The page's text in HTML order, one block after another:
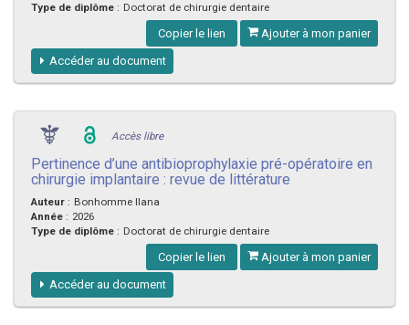
Type de diplôme : Doctorat de chirurgie dentaire
Copier le lien Ajouter à mon panier
Accéder au document
Accès libre
Pertinence d’une antibioprophylaxie pré-opératoire en
chirurgie implantaire : revue de littérature
Auteur : Bonhomme Ilana
Année : 2026
Type de diplôme : Doctorat de chirurgie dentaire
Copier le lien Ajouter à mon panier
Accéder au document